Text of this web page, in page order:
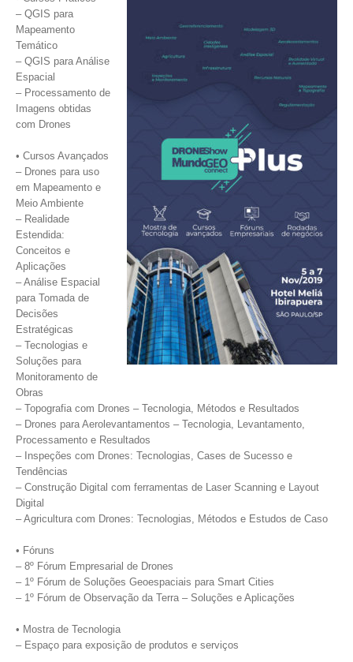
– QGIS para
Mapeamento
Temático
– QGIS para Análise
Espacial
– Processamento de
Imagens obtidas
com Drones
• Cursos Avançados
– Drones para uso
em Mapeamento e
Meio Ambiente
– Realidade
Estendida:
Conceitos e
Aplicações
– Análise Espacial
para Tomada de
Decisões
Estratégicas
– Tecnologias e
Soluções para
Monitoramento de
Obras
– Topografia com Drones – Tecnologia, Métodos e Resultados
– Drones para Aerolevantamentos – Tecnologia, Levantamento,
Processamento e Resultados
– Inspeções com Drones: Tecnologias, Cases de Sucesso e
Tendências
– Construção Digital com ferramentas de Laser Scanning e Layout
Digital
– Agricultura com Drones: Tecnologias, Métodos e Estudos de Caso
• Fóruns
– 8º Fórum Empresarial de Drones
– 1º Fórum de Soluções Geoespaciais para Smart Cities
– 1º Fórum de Observação da Terra – Soluções e Aplicações
• Mostra de Tecnologia
– Espaço para exposição de produtos e serviços